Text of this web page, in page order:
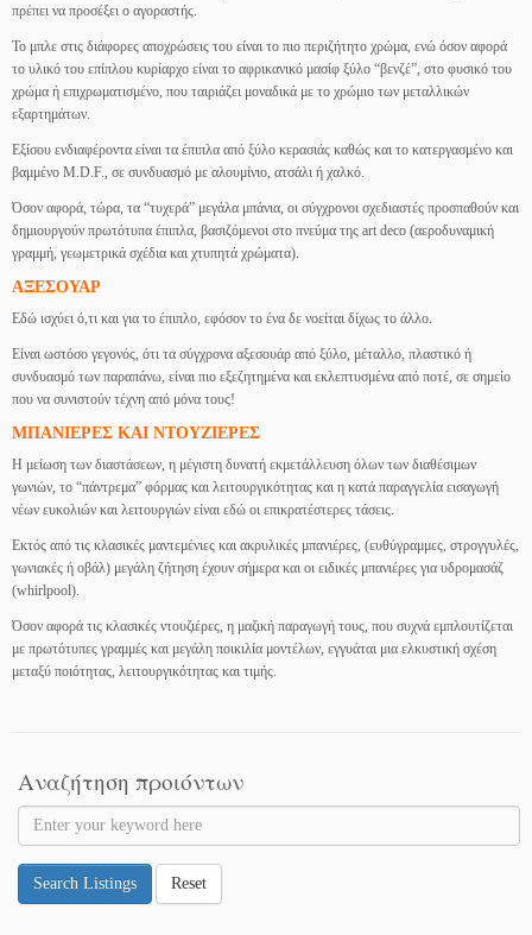
πρέπει να προσέξει ο αγοραστής.
Το μπλε στις διάφορες αποχρώσεις του είναι το πιο περιζήτητο χρώμα, ενώ όσον αφορά
το υλικό του επίπλου κυρίαρχο είναι το αφρικανικό μασίφ ξύλο “βενζέ”, στο φυσικό του
χρώμα ή επιχρωματισμένο, που ταιριάζει μοναδικά με το χρώμιο των μεταλλικών
εξαρτημάτων.
Εξίσου ενδιαφέροντα είναι τα έπιπλα από ξύλο κερασιάς καθώς και το κατεργασμένο και
βαμμένο M.D.F., σε συνδυασμό με αλουμίνιο, ατσάλι ή χαλκό.
Όσον αφορά, τώρα, τα “τυχερά” μεγάλα μπάνια, οι σύγχρονοι σχεδιαστές προσπαθούν και
δημιουργούν πρωτότυπα έπιπλα, βασιζόμενοι στο πνεύμα της art deco (αεροδυναμική
γραμμή, γεωμετρικά σχέδια και χτυπητά χρώματα).
ΑΞΕΣΟΥΑΡ
Εδώ ισχύει ό,τι και για το έπιπλο, εφόσον το ένα δε νοείται δίχως το άλλο.
Είναι ωστόσο γεγονός, ότι τα σύγχρονα αξεσουάρ από ξύλο, μέταλλο, πλαστικό ή
συνδυασμό των παραπάνω, είναι πιο εξεζητημένα και εκλεπτυσμένα από ποτέ, σε σημείο
που να συνιστούν τέχνη από μόνα τους!
ΜΠΑΝΙΕΡΕΣ ΚΑΙ ΝΤΟΥΖΙΕΡΕΣ
Η μείωση των διαστάσεων, η μέγιστη δυνατή εκμετάλλευση όλων των διαθέσιμων
γωνιών, το “πάντρεμα” φόρμας και λειτουργικότητας και η κατά παραγγελία εισαγωγή
νέων ευκολιών και λειτουργιών είναι εδώ οι επικρατέστερες τάσεις.
Εκτός από τις κλασικές μαντεμένιες και ακρυλικές μπανιέρες, (ευθύγραμμες, στρογγυλές,
γωνιακές ή οβάλ) μεγάλη ζήτηση έχουν σήμερα και οι ειδικές μπανιέρες για υδρομασάζ
(whirlpool).
Όσον αφορά τις κλασικές ντουζιέρες, η μαζική παραγωγή τους, που συχνά εμπλουτίζεται
με πρωτότυπες γραμμές και μεγάλη ποικιλία μοντέλων, εγγυάται μια ελκυστική σχέση
μεταξύ ποιότητας, λειτουργικότητας και τιμής.
Αναζήτηση προιόντων
Search Listings Reset